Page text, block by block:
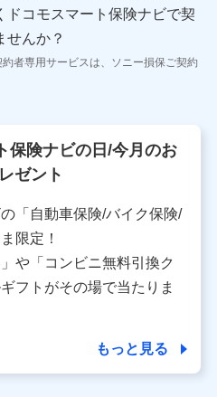
配信等を行うことがありま
実施のため
実施のため
共同利用者（詳細は次のと
11番1号 山王パークタワー
締役社長 前田 義晃
2-14-10 アーバンネット日
ドコモスマート保険ナビで契
せんか？
者専用サービスは、ソニー損保ご契約
保険ナビの日/今月のお
ゼント
「自動車保険/バイク保険/
限定！
や「コンビニ無料引換ク
フトがその場で当たりま
もっと見る